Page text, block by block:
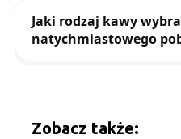
Jaki rodzaj kawy
natychmiastowego
Zobacz także: